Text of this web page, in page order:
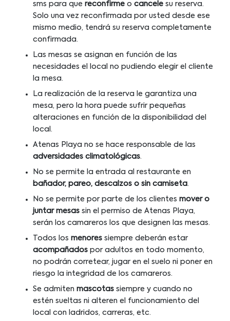
sms para que reconfirme o cancele su reserva.
Solo una vez reconfirmada por usted desde ese
mismo medio, tendrá su reserva completamente
confirmada.
Las mesas se asignan en función de las
necesidades el local no pudiendo elegir el cliente
la mesa.
La realización de la reserva le garantiza una
mesa, pero la hora puede sufrir pequeñas
alteraciones en función de la disponibilidad del
local.
Atenas Playa no se hace responsable de las
adversidades climatológicas.
No se permite la entrada al restaurante en
bañador, pareo, descalzos o sin camiseta.
No se permite por parte de los clientes mover o
juntar mesas sin el permiso de Atenas Playa,
serán los camareros los que designen las mesas.
Todos los menores siempre deberán estar
acompañados por adultos en todo momento,
no podrán corretear, jugar en el suelo ni poner en
riesgo la integridad de los camareros.
Se admiten mascotas siempre y cuando no
estén sueltas ni alteren el funcionamiento del
local con ladridos, carreras, etc.